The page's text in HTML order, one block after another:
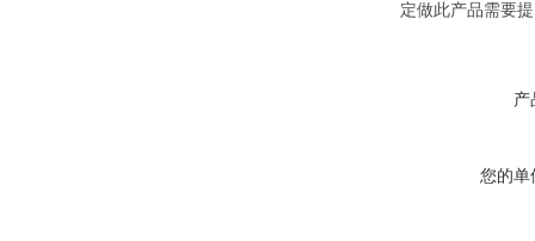
定做此产品需要
产
您的单